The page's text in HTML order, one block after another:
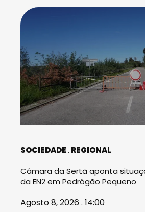
SOCIEDADE REGIONAL
Câmara da Sertã aponta
da EN2 em Pedrógão Pequeno
Agosto 8, 2026 . 14:00